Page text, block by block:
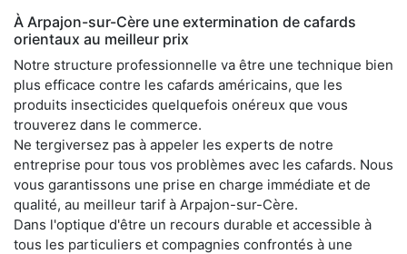
À Arpajon-sur-Cère une extermination de cafards
orientaux au meilleur prix
Notre structure professionnelle va être une technique bien
plus efficace contre les cafards américains, que les
produits insecticides quelquefois onéreux que vous
trouverez dans le commerce.
Ne tergiversez pas à appeler les experts de notre
entreprise pour tous vos problèmes avec les cafards. Nous
vous garantissons une prise en charge immédiate et de
qualité, au meilleur tarif à Arpajon-sur-Cère.
Dans l'optique d'être un recours durable et accessible à
tous les particuliers et compagnies confrontés à une